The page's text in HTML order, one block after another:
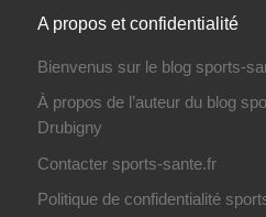
A propos et confidentialité
Bienvenus sur le blog sports-
À propos de l’auteur du blog
Drubigny
Contacter sports-sante.fr
Politique de confidentialité